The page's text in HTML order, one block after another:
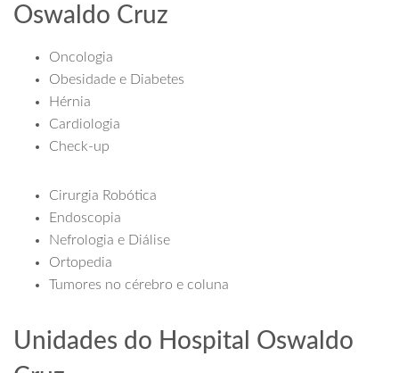
Oswaldo Cruz
Oncologia
Obesidade e Diabetes
Hérnia
Cardiologia
Check-up
Cirurgia Robótica
Endoscopia
Nefrologia e Diálise
Ortopedia
Tumores no cérebro e coluna
Unidades do Hospital Oswaldo